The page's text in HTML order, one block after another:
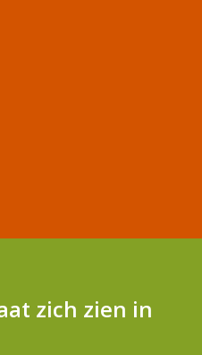
zich zien in